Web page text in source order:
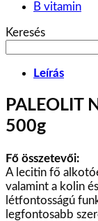
B vitamin
Keresés
Leírás
PALEOLIT
500g
Fő összetevői:
A lecitin fő
valamint a kolin
létfontosságú
legfontosabb